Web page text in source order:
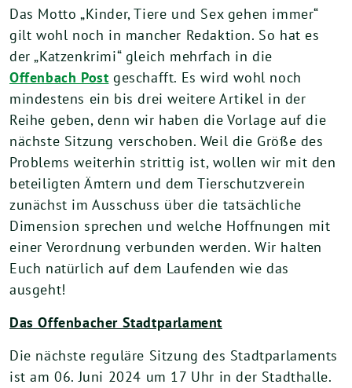
Das Motto „Kinder, Tiere und Sex gehen immer“
gilt wohl noch in mancher Redaktion. So hat es
der „Katzenkrimi“ gleich mehrfach in die
Offenbach Post geschafft. Es wird wohl noch
mindestens ein bis drei weitere Artikel in der
Reihe geben, denn wir haben die Vorlage auf die
nächste Sitzung verschoben. Weil die Größe des
Problems weiterhin strittig ist, wollen wir mit den
beteiligten Ämtern und dem Tierschutzverein
zunächst im Ausschuss über die tatsächliche
Dimension sprechen und welche Hoffnungen mit
einer Verordnung verbunden werden. Wir halten
Euch natürlich auf dem Laufenden wie das
ausgeht!
Das Offenbacher Stadtparlament
Die nächste reguläre Sitzung des Stadtparlaments
ist am 06. Juni 2024 um 17 Uhr in der Stadthalle.